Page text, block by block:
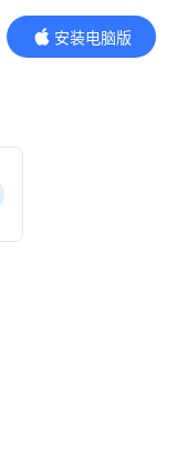
安装电脑版
内容更精彩